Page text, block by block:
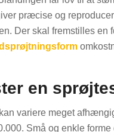
præcise og
Der skal fremstilles en
en
variere meget
Små og enkle